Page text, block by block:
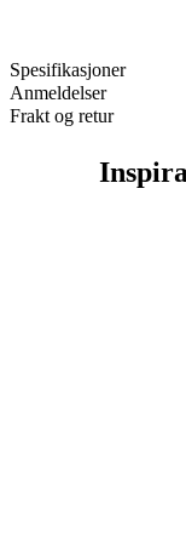
Spesifikasjoner
Anmeldelser
Frakt og retur